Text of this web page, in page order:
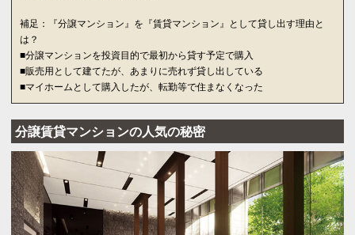
補足：『分譲マンション』を『賃貸マンション』として貸し出す理由と
は？
■分譲マンションを投資目的で最初から貸す予定で購入
■販売用として建てたが、あまりに売れず貸し出している
■マイホームとして購入したが、転勤等で住まなくなった
分譲賃貸マンションの人気の秘密